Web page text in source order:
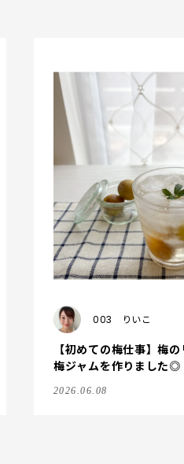
003 りいこ
【初めての梅仕事】梅
梅ジャムを作りました◎
2026.06.08